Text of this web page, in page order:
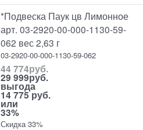
*Подвеска Паук цв Лимонное
арт. 03-2920-00-000-1130-59-
062 вес 2,63 г
03-2920-00-000-1130-59-062
44 774руб.
29 999руб.
выгода
14 775 руб.
или
33%
Скидка 33%